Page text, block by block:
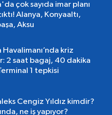
çok sayıda imar planı
Alanya, Konyaaltı,
Aksu
kriz
2 saat bagaj, 40 dakika
1 tepkisi
Cengiz Yıldız kimdir?
ne iş yapıyor?